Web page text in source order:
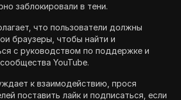
заблокировали в тени.
что пользователи должны
браузеры, чтобы найти и
с руководством по поддержке и
YouTube.
к взаимодействию, прося
поставить лайк и подписаться, если